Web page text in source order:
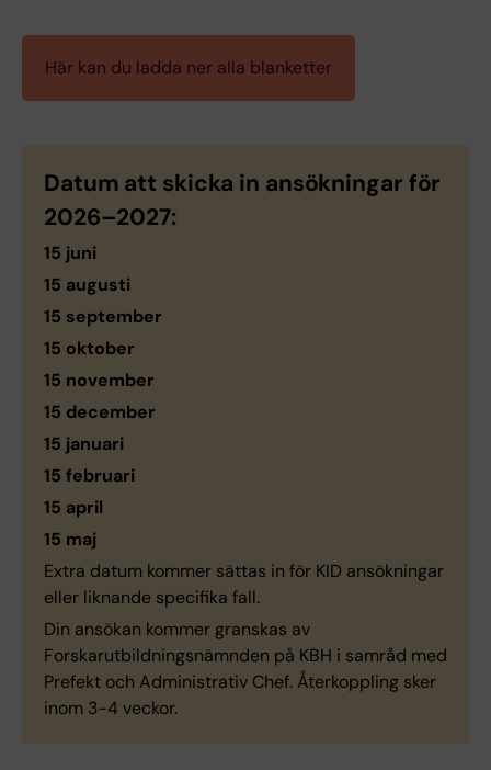
Här kan du ladda ner alla blanketter
Datum att skicka in ansökningar för
2026–2027:
15 juni
15 augusti
15 september
15 oktober
15 november
15 december
15 januari
15 februari
15 april
15 maj
Extra datum kommer sättas in för KID ansökningar
eller liknande specifika fall.
Din ansökan kommer granskas av
Forskarutbildningsnämnden på KBH i samråd med
Prefekt och Administrativ Chef. Återkoppling sker
inom 3-4 veckor.